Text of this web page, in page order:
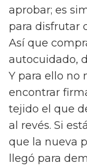
Todas hemos
probador de
parece
texturas de tu
traje de baño
que se